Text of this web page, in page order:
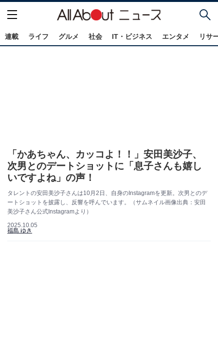
連載 ライフ グルメ 社会 IT・ビジネス エンタメ リサ
「かあちゃん、カッコよ！！」安田美沙子、
次男とのデートショットに「息子さんも嬉し
いですよね」の声！
タレントの安田美沙子さんは10月2日、自身のInstagramを更新。次男とのデ
ートショットを披露し、反響を呼んでいます。（サムネイル画像出典：安田
美沙子さん公式Instagramより）
2025.10.05
福島 ゆき